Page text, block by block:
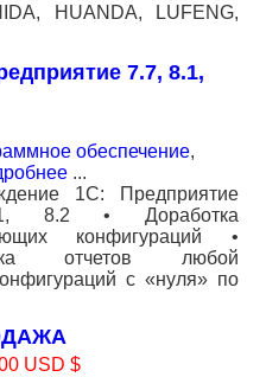
HUANDA, LUFENG,
7.7, 8.1,
обеспечение,
...
1С: Предприятие
8.2 • Доработка
конфигураций •
отчетов любой
с «нуля» по
USD $